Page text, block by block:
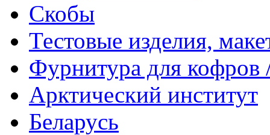
Скобы
Тестовые изделия,
Фурнитура для кофров
Арктический институт
Беларусь